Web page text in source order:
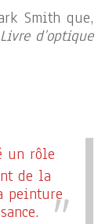
Smith que,
Livre d’optique
un rôle
de la
peinture